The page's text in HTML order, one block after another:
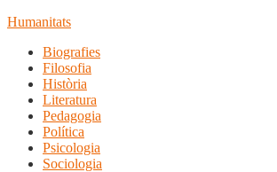
Humanitats
Biografies
Filosofia
Història
Literatura
Pedagogia
Política
Psicologia
Sociologia